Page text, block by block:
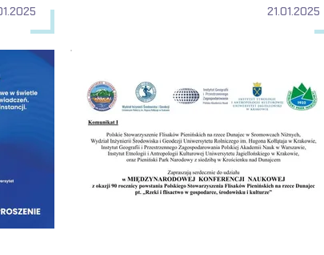
21.01.2025
świetle dotychczasowych doświadczeń. Praktyka
Konferencja Naukowa "Rzeki i flisactwo w